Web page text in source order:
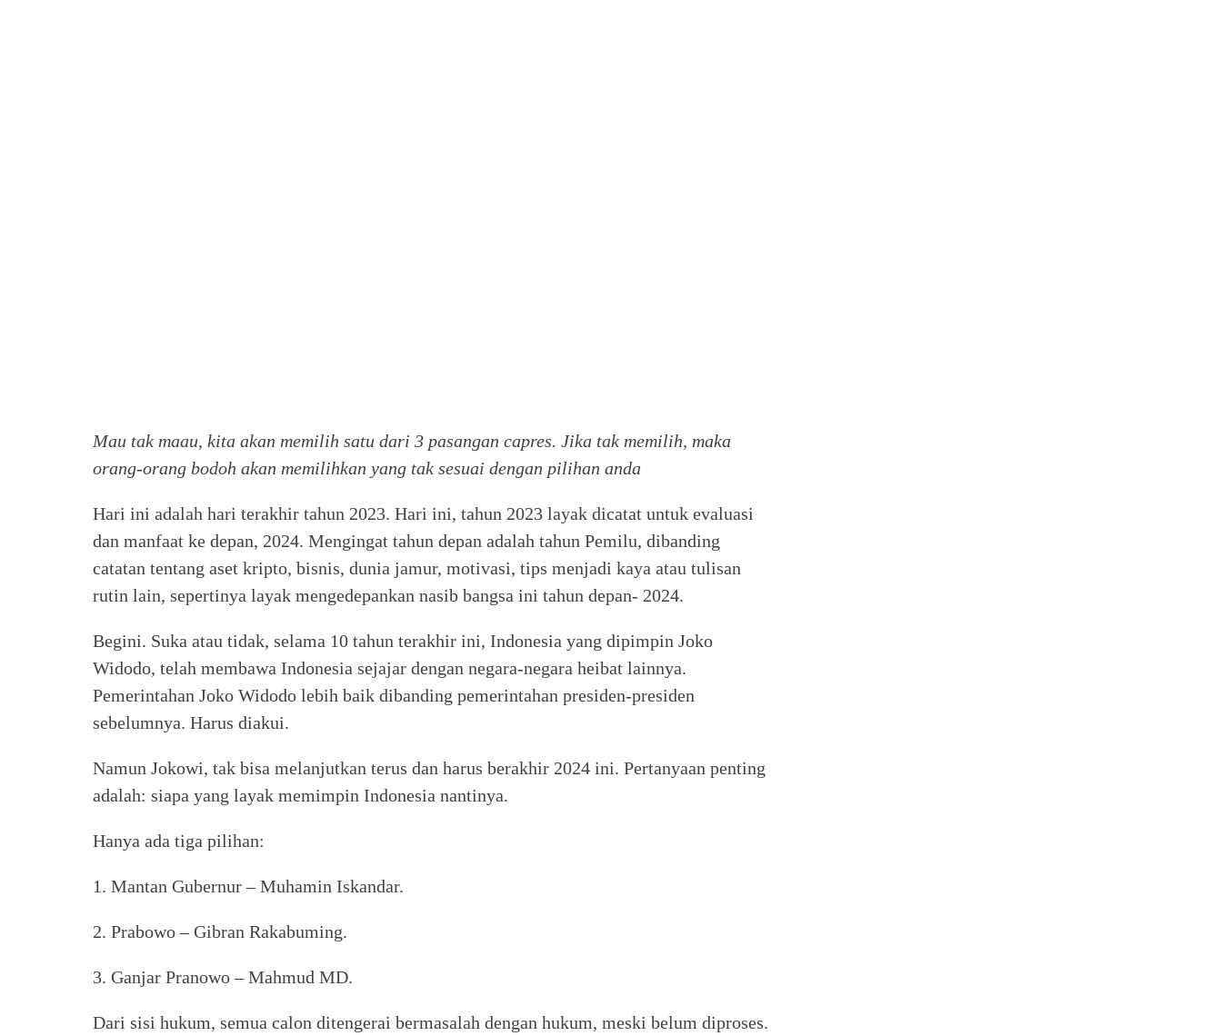
Mau tak maau, kita akan memilih satu dari 3 pasangan capres. Jika tak memilih, maka
orang-orang bodoh akan memilihkan yang tak sesuai dengan pilihan anda
Hari ini adalah hari terakhir tahun 2023. Hari ini, tahun 2023 layak dicatat untuk evaluasi
dan manfaat ke depan, 2024. Mengingat tahun depan adalah tahun Pemilu, dibanding
catatan tentang aset kripto, bisnis, dunia jamur, motivasi, tips menjadi kaya atau tulisan
rutin lain, sepertinya layak mengedepankan nasib bangsa ini tahun depan- 2024.
Begini. Suka atau tidak, selama 10 tahun terakhir ini, Indonesia yang dipimpin Joko
Widodo, telah membawa Indonesia sejajar dengan negara-negara heibat lainnya.
Pemerintahan Joko Widodo lebih baik dibanding pemerintahan presiden-presiden
sebelumnya. Harus diakui.
Namun Jokowi, tak bisa melanjutkan terus dan harus berakhir 2024 ini. Pertanyaan penting
adalah: siapa yang layak memimpin Indonesia nantinya.
Hanya ada tiga pilihan:
1. Mantan Gubernur – Muhamin Iskandar.
2. Prabowo – Gibran Rakabuming.
3. Ganjar Pranowo – Mahmud MD.
Dari sisi hukum, semua calon ditengerai bermasalah dengan hukum, meski belum diproses.